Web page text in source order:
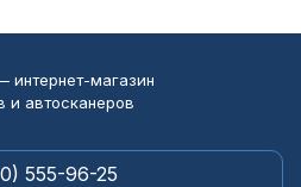
интернет-магазин
и автосканеров
555-96-25